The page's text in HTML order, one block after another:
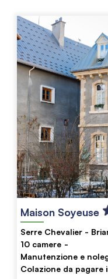
Maison Soyeuse
Serre Chevalier -
10 camere
Manutenzione e
Colazione da pagare